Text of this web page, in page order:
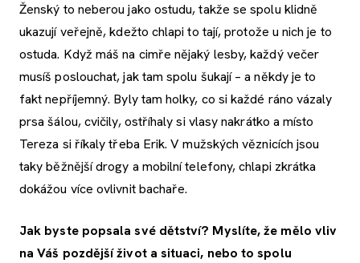
Ženský to neberou jako ostudu, takže se spolu klidně
ukazují veřejně, kdežto chlapi to tají, protože u nich je to
ostuda. Když máš na cimře nějaký lesby, každý večer
musíš poslouchat, jak tam spolu šukají – a někdy je to
fakt nepříjemný. Byly tam holky, co si každé ráno vázaly
prsa šálou, cvičily, ostříhaly si vlasy nakrátko a místo
Tereza si říkaly třeba Erik. V mužských věznicích jsou
taky běžnější drogy a mobilní telefony, chlapi zkrátka
dokážou více ovlivnit bachaře.
Jak byste popsala své dětství? Myslíte, že mělo vliv
na Váš pozdější život a situaci, nebo to spolu